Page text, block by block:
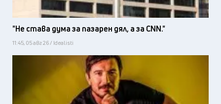
"Не става дума за пазарен дял, а за CNN."
11:45, 05 авг 26 / Idealisti